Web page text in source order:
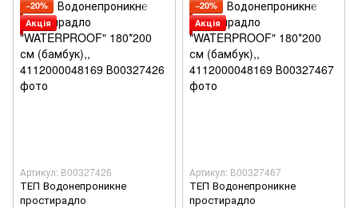
−20%
Акція
Артикул: В00327426
ТЕП Водонепроникне
простирадло
−20%
Акція
Артикул: В00327467
ТЕП Водонепроникне
простирадло